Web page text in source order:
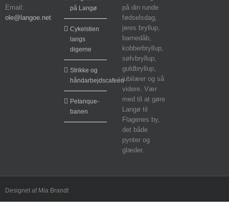
Email:
ole@langoe.net
på Langø
Cykelstien
langs
digerne
Strikke og
håndarbejdscafeén
Petanque-
banen
på din runde
fødselsdag,
jeres bryllup,
barnedåb,
kobberbryllup,
sølvbryllup,
guldbryllup,
jubilæer og så
videre. Vær
med til at gøre
Langø til
Flagenes by,
det både
pynter og
glæder.
Designet af Mia Brandt